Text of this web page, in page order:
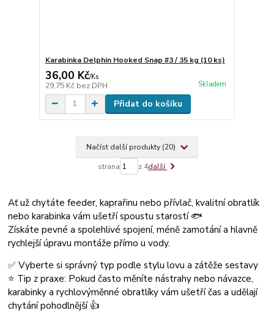
Karabinka Delphin Hooked Snap #3 / 35 kg (10 ks)
36,00 Kč/Ks
29,75 Kč bez DPH Skladem
Přidat do košíku
Načíst další produkty (20)
strana z 4další
Ať už chytáte feeder, kaprařinu nebo přívlač, kvalitní obratlík
nebo karabinka vám ušetří spoustu starostí 🐟
Získáte pevné a spolehlivé spojení, méně zamotání a hlavně
rychlejší úpravu montáže přímo u vody.
✅ Vyberte si správný typ podle stylu lovu a zátěže sestavy
⭐ Tip z praxe: Pokud často měníte nástrahy nebo návazce,
karabinky a rychlovýměnné obratlíky vám ušetří čas a udělají
chytání pohodlnější 👍